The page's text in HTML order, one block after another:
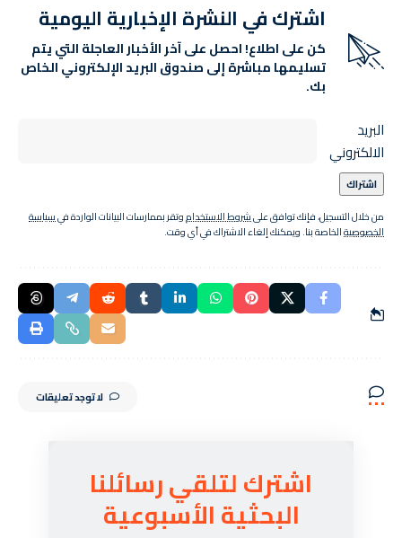
اشترك في النشرة الإخبارية اليومية
كن على اطلاع! احصل على آخر الأخبار العاجلة التي يتم
تسليمها مباشرة إلى صندوق البريد الإلكتروني الخاص
بك.
البريد
الالكتروني
من خلال التسجيل، فإنك توافق علىشروط الاستخداموتقر بممارسات البيانات الواردة فيسياسة
الخصوصيةالخاصة بنا. ويمكنك إلغاء الاشتراك في أي وقت.
لا توجد تعليقات
اشترك لتلقي رسائلنا
البحثية الأسبوعية